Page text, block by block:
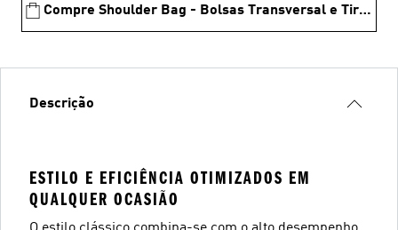
Compre Shoulder Bag - Bolsas Transversal e Tiracolo
Descrição
ESTILO E EFICIÊNCIA OTIMIZADOS EM
QUALQUER OCASIÃO